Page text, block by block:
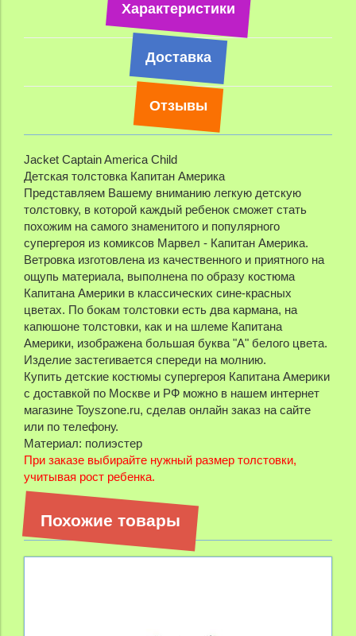
Характеристики
Доставка
Отзывы
Jacket Captain America Child
Детская толстовка Капитан Америка
Представляем Вашему вниманию легкую детскую
толстовку, в которой каждый ребенок сможет стать
похожим на самого знаменитого и популярного
супергероя из комиксов Марвел - Капитан Америка.
Ветровка изготовлена из качественного и приятного на
ощупь материала, выполнена по образу костюма
Капитана Америки в классических сине-красных
цветах. По бокам толстовки есть два кармана, на
капюшоне толстовки, как и на шлеме Капитана
Америки, изображена большая буква "А" белого цвета.
Изделие застегивается спереди на молнию.
Купить детские костюмы супергероя Капитана Америки
с доставкой по Москве и РФ можно в нашем интернет
магазине Toyszone.ru, сделав онлайн заказ на сайте
или по телефону.
Материал: полиэстер
При заказе выбирайте нужный размер толстовки,
учитывая рост ребенка.
Похожие товары